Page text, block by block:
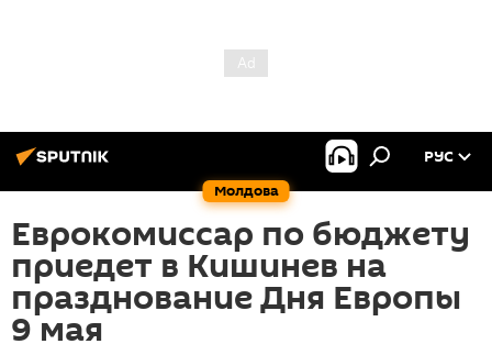
Молдова
РУС
Еврокомиссар по бюджету
приедет в Кишинев на
празднование Дня Европы
9 мая